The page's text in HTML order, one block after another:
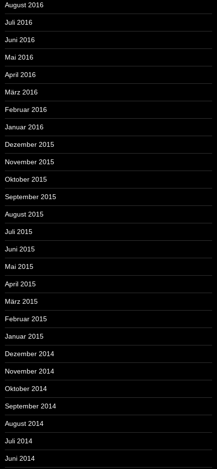
August 2016
Juli 2016
Juni 2016
Mai 2016
April 2016
März 2016
Februar 2016
Januar 2016
Dezember 2015
November 2015
Oktober 2015
September 2015
August 2015
Juli 2015
Juni 2015
Mai 2015
April 2015
März 2015
Februar 2015
Januar 2015
Dezember 2014
November 2014
Oktober 2014
September 2014
August 2014
Juli 2014
Juni 2014